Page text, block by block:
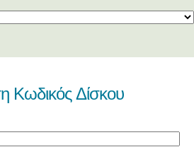
Κωδικός Δίσκου